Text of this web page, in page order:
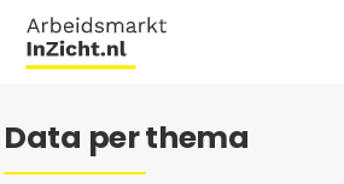
Data per thema